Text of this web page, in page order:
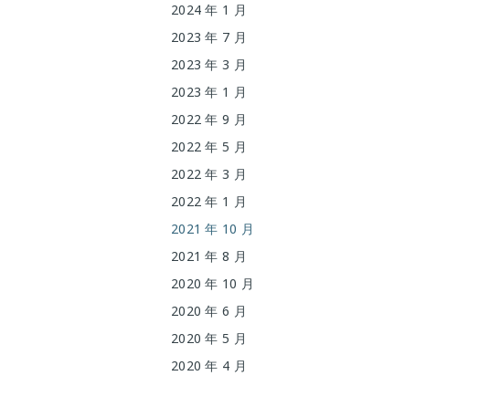
2024 年 1 月
2023 年 7 月
2023 年 3 月
2023 年 1 月
2022 年 9 月
2022 年 5 月
2022 年 3 月
2022 年 1 月
2021 年 10 月
2021 年 8 月
2020 年 10 月
2020 年 6 月
2020 年 5 月
2020 年 4 月